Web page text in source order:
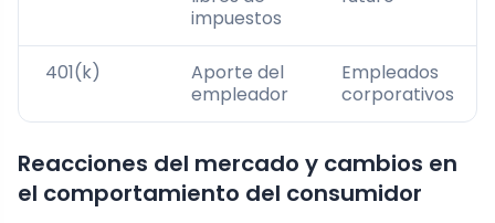
impuestos
401(k)
Aporte del
empleador
Empleados
corporativos
Reacciones del mercado y cambios en
el comportamiento del consumidor